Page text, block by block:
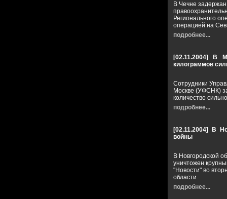
В Чечне
Регионального
операцией на
подробнее...
[02.11.2004]
В
килограммов
Сотрудники
Москве (УФСНК)
количество
подробнее...
[02.11.2004]
В
войны
В Новгородской
уничтожен
"Новости" во
области.
подробнее...